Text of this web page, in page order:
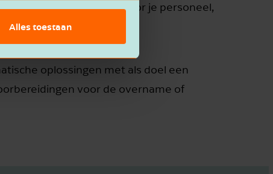
Alles toestaan
geen gevolgen heeft voor je personeel,
oplossingen met als doel een
voor de overname of